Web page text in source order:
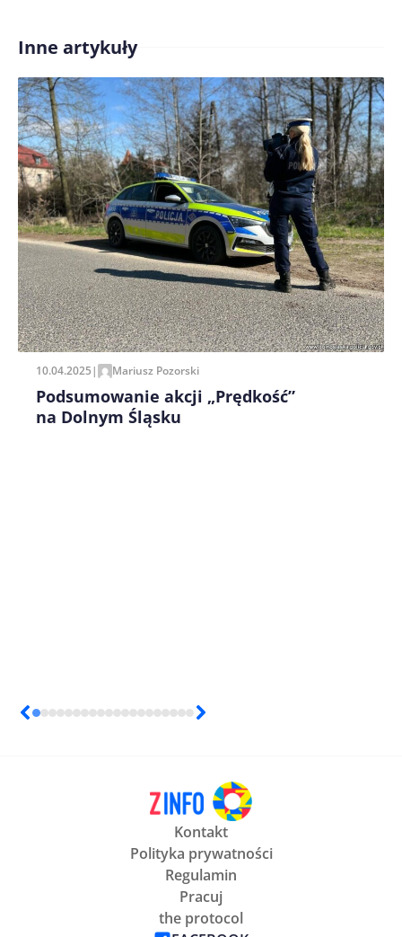
Treść komentarza*
Zapamiętaj moje dane w tej przeglądarce podczas
pisania kolejnych komentarzy.
Inne artykuły
10.04.2025| Mariusz Pozorski
Podsumowanie akcji „Prędkość”
na Dolnym Śląsku
Kontakt
Polityka prywatności
Regulamin
Pracuj
the protocol